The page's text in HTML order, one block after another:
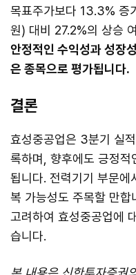
목표주가보다 13.3% 증
원) 대비 27.2%의 상승
안정적인 수익성과 성장
은 종목으로 평가됩니다.
결론
효성중공업은 3분기 실
록하며, 향후에도 긍정적
됩니다. 전력기기 부문에
복 가능성도 주목할 만합
고려하여 효성중공업에
습니다.